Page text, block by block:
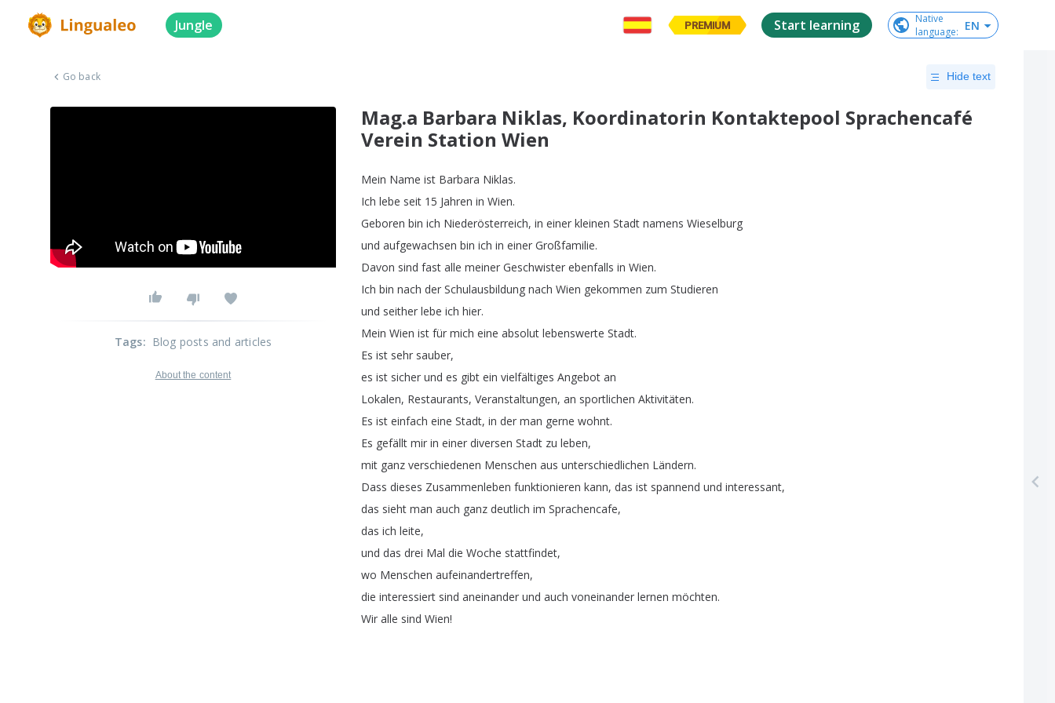
Jungle PREMIUM Start learning
Native
language: EN
Go back Hide text
Mag.a Barbara Niklas, Koordinatorin Kontaktepool Sprachencafé
Verein Station Wien
Mein Name ist Barbara Niklas.
Ich lebe seit 15 Jahren in Wien.
Geboren bin ich Niederösterreich, in einer kleinen Stadt namens Wieselburg
und aufgewachsen bin ich in einer Großfamilie.
Davon sind fast alle meiner Geschwister ebenfalls in Wien.
Ich bin nach der Schulausbildung nach Wien gekommen zum Studieren
und seither lebe ich hier.
Mein Wien ist für mich eine absolut lebenswerte Stadt.
Es ist sehr sauber,
es ist sicher und es gibt ein vielfältiges Angebot an
Lokalen, Restaurants, Veranstaltungen, an sportlichen Aktivitäten.
Es ist einfach eine Stadt, in der man gerne wohnt.
Es gefällt mir in einer diversen Stadt zu leben,
mit ganz verschiedenen Menschen aus unterschiedlichen Ländern.
Dass dieses Zusammenleben funktionieren kann, das ist spannend und interessant,
das sieht man auch ganz deutlich im Sprachencafe,
das ich leite,
und das drei Mal die Woche stattfindet,
wo Menschen aufeinandertreffen,
die interessiert sind aneinander und auch voneinander lernen möchten.
Wir alle sind Wien!
Tags: Blog posts and articles
About the content